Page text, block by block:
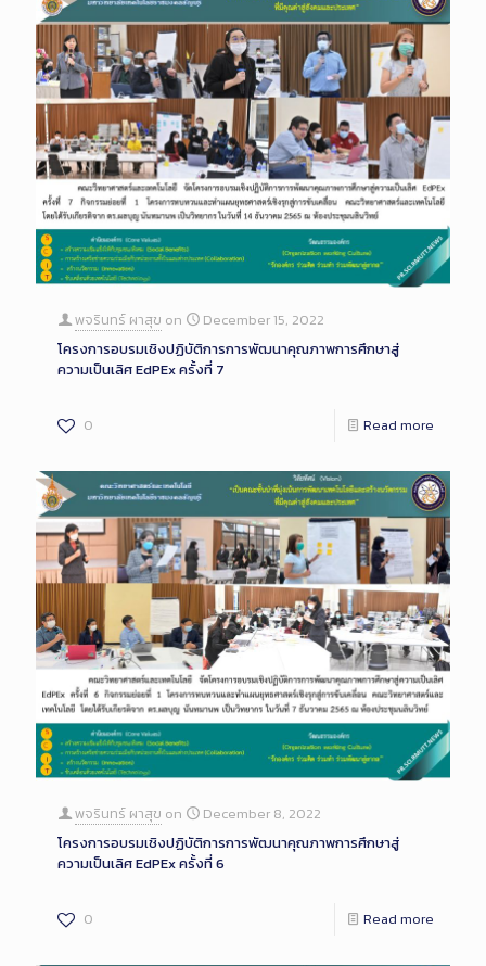
พจรินทร์ ผาสุข on
December 15, 2022
โครงการอบรมเชิงปฏิบัติการการพัฒนาคุณภาพการศึกษาสู่
ความเป็นเลิศ EdPEx ครั้งที่ 7
0 Read more
พจรินทร์ ผาสุข on
December 8, 2022
โครงการอบรมเชิงปฏิบัติการการพัฒนาคุณภาพการศึกษาสู่
ความเป็นเลิศ EdPEx ครั้งที่ 6
0 Read more